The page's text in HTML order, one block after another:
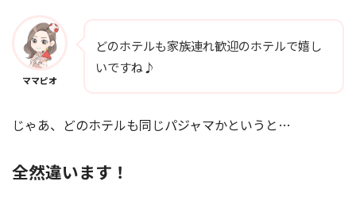
ママピオ
どのホテルも家族連れ歓迎のホテルで嬉し
いですね♪
じゃあ、どのホテルも同じパジャマかというと…
全然違います！